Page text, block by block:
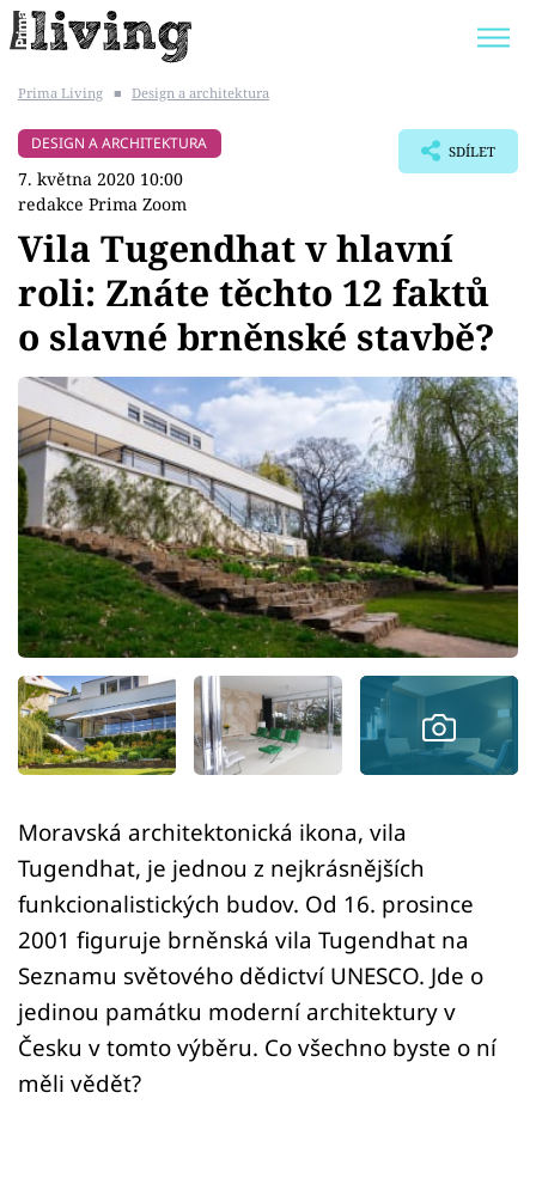
BYDLENÍ SLAVNÝCH
ZAHRADA
Témata
Bydlení
Zahrada
Design
Sledujte prima+
Přihlášení
Sledujte nás
Prima Living ■ Design a architektura
DESIGN A ARCHITEKTURA
7. května 2020 10:00
redakce Prima Zoom
SDÍLET
Vila Tugendhat v hlavní
roli: Znáte těchto 12 faktů
o slavné brněnské stavbě?
Moravská architektonická ikona, vila
Tugendhat, je jednou z nejkrásnějších
funkcionalistických budov. Od 16. prosince
2001 figuruje brněnská vila Tugendhat na
Seznamu světového dědictví UNESCO. Jde o
jedinou památku moderní architektury v
Česku v tomto výběru. Co všechno byste o ní
měli vědět?